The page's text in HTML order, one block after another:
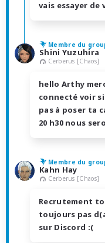
vais essayer de
Membre du
Shini Yuzuhira
Cerberus [Chaos]
hello Arthy
connecté voir
pas à poser ta
20 h30 nous
Membre du
Kahn Hay
Cerberus [Chaos]
Recrutement
toujours pas
sur Discord :(